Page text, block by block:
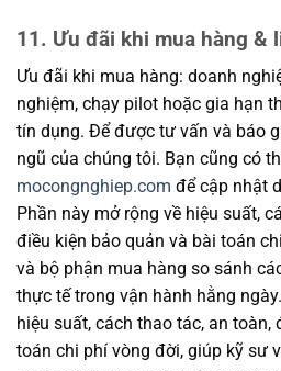
11. Ưu đãi khi mua hàng &
Ưu đãi khi mua hàng: doanh
nghiệm, chạy pilot hoặc gia hạn
tín dụng. Để được tư vấn và báo
ngũ của chúng tôi. Bạn cũng có
mocongnghiep.com để cập nhật
Phần này mở rộng về hiệu suất,
điều kiện bảo quản và bài toán
và bộ phận mua hàng so sánh
thực tế trong vận hành hằng
hiệu suất, cách thao tác, an toàn,
toán chi phí vòng đời, giúp kỹ sư